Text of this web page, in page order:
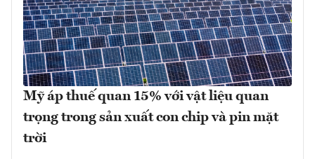
Mỹ áp thuế quan 15% với vật liệu quan
trọng trong sản xuất con chip và pin mặt
trời